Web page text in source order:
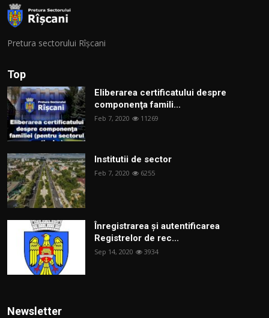
Pretura sectorului Rîșcani
Top
Eliberarea certificatului despre
componenţa famili...
Feb 7, 2020 11269
Institutii de sector
Feb 7, 2020 6255
Înregistrarea și autentificarea
Registrelor de rec...
Sep 14, 2020 3934
Newsletter